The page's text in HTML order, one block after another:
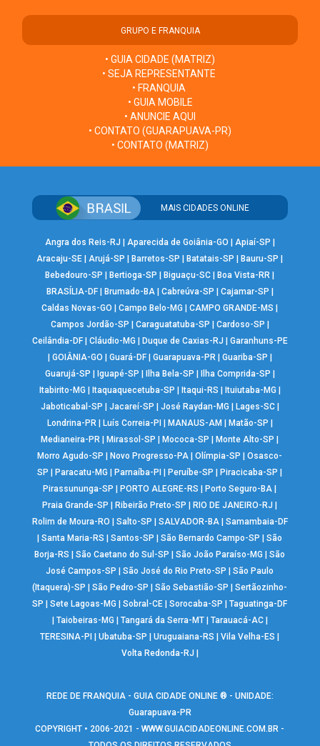
GRUPO E FRANQUIA
• GUIA CIDADE (MATRIZ)
• SEJA REPRESENTANTE
• FRANQUIA
• GUIA MOBILE
• ANUNCIE AQUI
• CONTATO (GUARAPUAVA-PR)
• CONTATO (MATRIZ)
MAIS CIDADES ONLINE
Angra dos Reis-RJ Aparecida de Goiânia-GO Apiaí-SP
Aracaju-SE |Arujá-SP Barretos-SP Batatais-SP Bauru-SP
Bebedouro-SP
Bertioga-SP Biguaçu-SC Boa Vista-RR
BRASÍLIA-DF| Brumado-BA| Cabreúva-SP Cajamar-SP
Caldas Novas-GO
|Campo Belo-MG |CAMPO GRANDE-MS
Campos Jordão-SP
Caraguatatuba-SP Cardoso-SP
Ceilândia-DF| Cláudio-MG Duque de Caxias-RJ
Garanhuns-PE
GOIÂNIA-GO Guará-DF| Guarapuava-PR| Guariba-SP
Guarujá-SP
Iguapé-SP Ilha Bela-SP Ilha Comprida-SP
Itabirito-MG
Itaquaquecetuba-SP Itaqui-RS Ituiutaba-MG
Jaboticabal-SP
Jacareí-SP José Raydan-MG Lages-SC|
Londrina-PR| Luís Correia-PI MANAUS-AM Matão-SP
Medianeira-PR
Mirassol-SP Mococa-SP Monte Alto-SP
Morro Agudo-SP
Novo Progresso-PA |Olímpia-SP |Osasco-
SP
Paracatu-MG Parnaíba-PI Peruíbe-SP Piracicaba-SP
Pirassununga-SP
PORTO ALEGRE-RS Porto Seguro-BA
Praia Grande-SP
Ribeirão Preto-SP RIO DE JANEIRO-RJ
Rolim de Moura-RO
Salto-SP SALVADOR-BA| Samambaia-DF
|Santa Maria-RS |Santos-SP |São Bernardo Campo-SP |São
Borja-RS
|São Caetano do Sul-SP |São João Paraíso-MG |São
José Campos-SP
|São José do Rio Preto-SP |São Paulo
(Itaquera)-SP
|São Pedro-SP |São Sebastião-SP |Sertãozinho-
SP
|Sete Lagoas-MG |Sobral-CE |Sorocaba-SP |Taguatinga-DF
Taiobeiras-MG Tangará da Serra-MT| Tarauacá-AC|
TERESINA-PI
|Ubatuba-SP |Uruguaiana-RS |Vila Velha-ES
Volta Redonda-RJ
REDE DE FRANQUIA - GUIA CIDADE ONLINE ® - UNIDADE:
Guarapuava-PR
COPYRIGHT • 2006-2021 -WWW.GUIACIDADEONLINE.COM.BR -